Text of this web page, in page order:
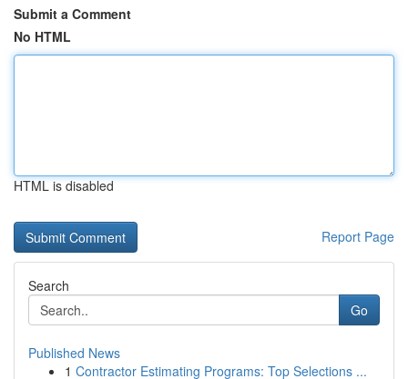
Submit a Comment
No HTML
HTML is disabled
Report Page
Search
Go
Published News
1 Contractor Estimating Programs: Top Selections ...